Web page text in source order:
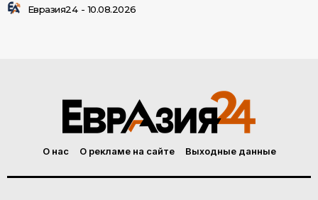
Евразия24 - 10.08.2026
О нас О рекламе на сайте Выходные данные